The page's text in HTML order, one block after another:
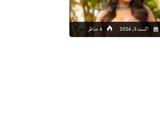
اگست 5, 2026 6 مناظر